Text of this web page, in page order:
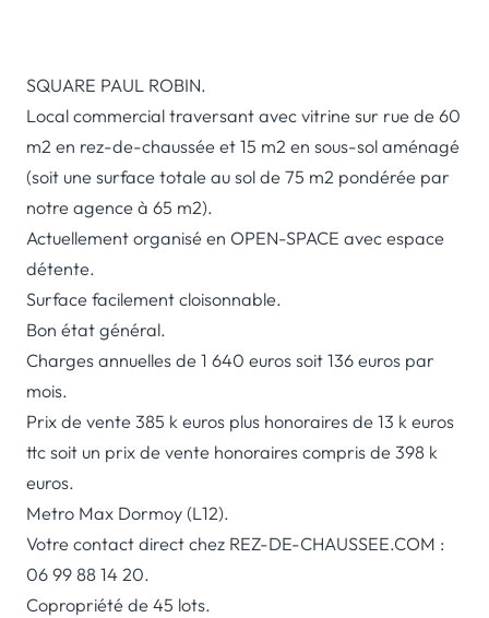
SQUARE PAUL ROBIN.
Local commercial traversant avec vitrine sur rue de 60
m2 en rez-de-chaussée et 15 m2 en sous-sol aménagé
(soit une surface totale au sol de 75 m2 pondérée par
notre agence à 65 m2).
Actuellement organisé en OPEN-SPACE avec espace
détente.
Surface facilement cloisonnable.
Bon état général.
Charges annuelles de 1 640 euros soit 136 euros par
mois.
Prix de vente 385 k euros plus honoraires de 13 k euros
ttc soit un prix de vente honoraires compris de 398 k
euros.
Metro Max Dormoy (L12).
Votre contact direct chez REZ-DE-CHAUSSEE.COM :
06 99 88 14 20.
Copropriété de 45 lots.